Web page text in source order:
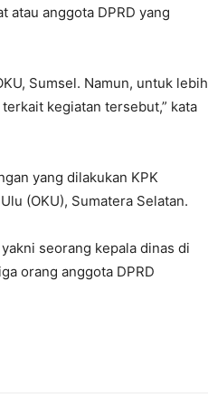
atau anggota DPRD yang
Sumsel. Namun, untuk lebih
kegiatan tersebut,” kata
yang dilakukan KPK
(OKU), Sumatera Selatan.
seorang kepala dinas di
orang anggota DPRD